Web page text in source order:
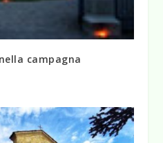
campagna